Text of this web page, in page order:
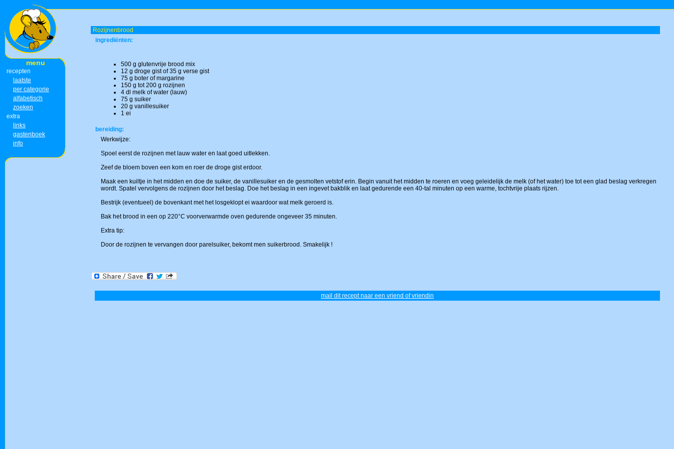
menu
recepten
laatste
per categorie
alfabetisch
zoeken
extra
links
gastenboek
info
Rozijnenbrood
ingrediënten:
500 g glutenvrije brood mix
12 g droge gist of 35 g verse gist
75 g boter of margarine
150 g tot 200 g rozijnen
4 dl melk of water (lauw)
75 g suiker
20 g vanillesuiker
1 ei
bereiding:
Werkwijze:
Spoel eerst de rozijnen met lauw water en laat goed uitlekken.
Zeef de bloem boven een kom en roer de droge gist erdoor.
Maak een kuiltje in het midden en doe de suiker, de vanillesuiker en de gesmolten vetstof erin. Begin vanuit het midden te roeren en voeg geleidelijk de melk (of het water) toe tot een glad beslag verkregen
wordt. Spatel vervolgens de rozijnen door het beslag. Doe het beslag in een ingevet bakblik en laat gedurende een 40-tal minuten op een warme, tochtvrije plaats rijzen.
Bestrijk (eventueel) de bovenkant met het losgeklopt ei waardoor wat melk geroerd is.
Bak het brood in een op 220°C voorverwarmde oven gedurende ongeveer 35 minuten.
Extra tip:
Door de rozijnen te vervangen door parelsuiker, bekomt men suikerbrood. Smakelijk !
mail dit recept naar een vriend of vriendin